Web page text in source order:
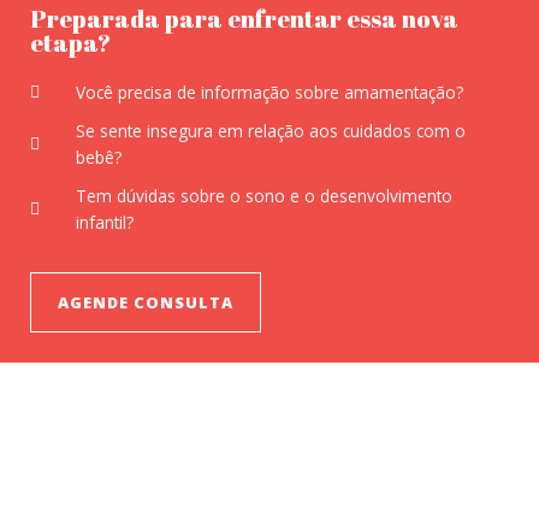
Preparada para enfrentar essa nova
etapa?
Você precisa de informação sobre amamentação?
Se sente insegura em relação aos cuidados com o
bebê?
Tem dúvidas sobre o sono e o desenvolvimento
infantil?
AGENDE CONSULTA